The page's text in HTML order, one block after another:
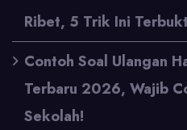
Ribet, 5 Trik Ini
Contoh Soal Ulangan
Terbaru 2026, Wajib
Sekolah!